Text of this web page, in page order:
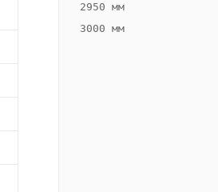
2950 мм
3000 мм